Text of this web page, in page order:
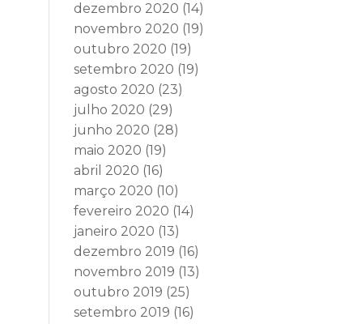
dezembro 2020 (14)
novembro 2020 (19)
outubro 2020 (19)
setembro 2020 (19)
agosto 2020 (23)
julho 2020 (29)
junho 2020 (28)
maio 2020 (19)
abril 2020 (16)
março 2020 (10)
fevereiro 2020 (14)
janeiro 2020 (13)
dezembro 2019 (16)
novembro 2019 (13)
outubro 2019 (25)
setembro 2019 (16)